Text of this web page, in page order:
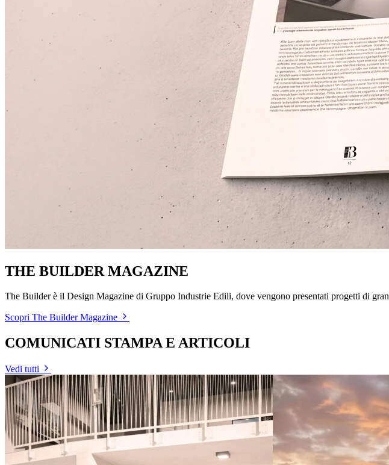
THE BUILDER MAGAZINE
The Builder è il Design Magazine di Gruppo Industrie Edili, dove vengono presentati progetti di
Scopri The Builder Magazine
COMUNICATI STAMPA E ARTICOLI
Vedi tutti